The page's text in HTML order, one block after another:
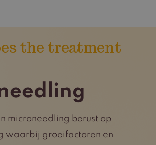
the treatment
microneedling berust op
waarbij groeifactoren en